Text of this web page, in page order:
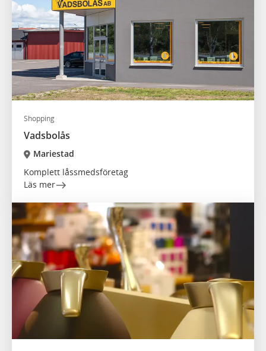
Shopping
Vadsbolås
Mariestad
Komplett låssmedsföretag
Läs mer